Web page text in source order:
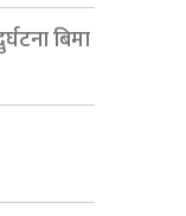
बिमा